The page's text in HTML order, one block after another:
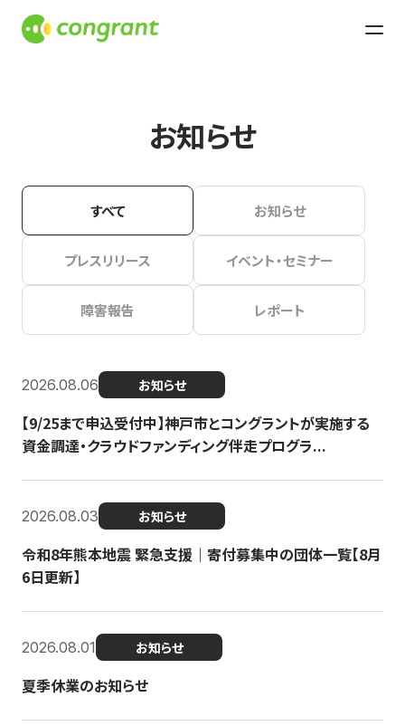
お知らせ
すべて お知らせ
プレスリリース イベント・セミナー
障害報告 レポート
2026.08.06 お知らせ
【9/25まで申込受付中】神戸市とコングラントが実施する
資金調達・クラウドファンディング伴走プログラ...
2026.08.03 お知らせ
令和8年熊本地震 緊急支援｜寄付募集中の団体一覧【8月
6日更新】
2026.08.01 お知らせ
夏季休業のお知らせ